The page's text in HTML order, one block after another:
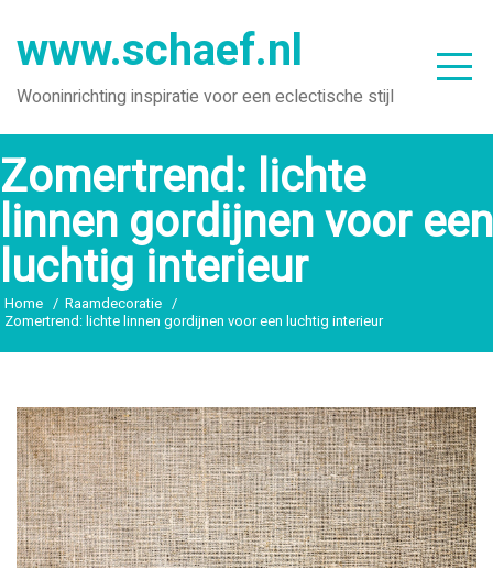
naar
inhoud
www.schaef.nl
Wooninrichting inspiratie voor een eclectische stijl
Zomertrend: lichte
linnen gordijnen voor een
luchtig interieur
Home
Raamdecoratie
Zomertrend: lichte linnen gordijnen voor een luchtig interieur